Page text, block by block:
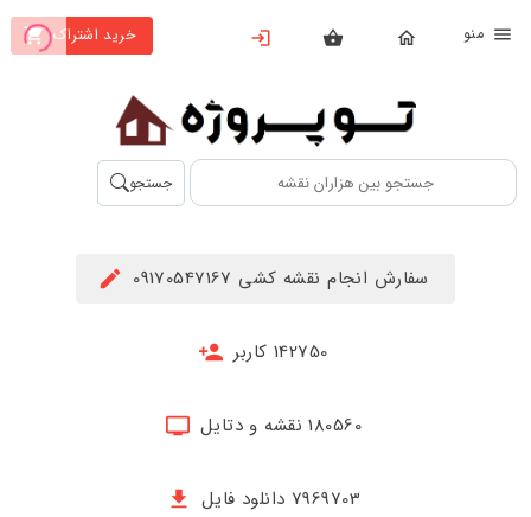
خرید اشتراک
بستن
محصولات
تهیه
اشتراک
جستجو
سفارش انجام نقشه کشی 09170547167
142750 کاربر
180560 نقشه و دتایل
7969703 دانلود فایل